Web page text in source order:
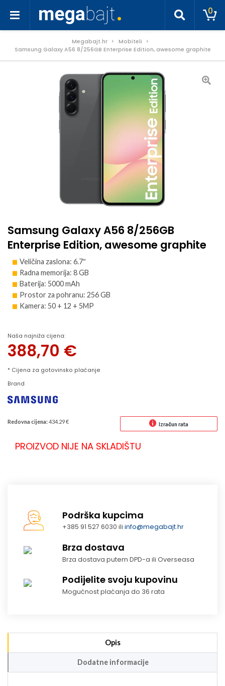
0
Megabajt.hr
Mobiteli
Samsung Galaxy A56 8/256GB Enterprise Edition, awesome graphite
Samsung Galaxy A56 8/256GB
Enterprise Edition, awesome graphite
Veličina zaslona: 6.7″
Radna memorija: 8 GB
Baterija: 5000 mAh
Prostor za pohranu: 256 GB
Kamera: 50 + 12 + 5MP
Naša najniža cijena:
388,70 €
* Cijena za gotovinsko plaćanje
Brand
Redovna cijena: 434.29 € Izračun rata
PROIZVOD NIJE NA SKLADIŠTU
Podrška kupcima
+385 91 527 6030 iliinfo@megabajt.hr
Brza dostava
Brza dostava putem DPD-a ili Overseasa
Podijelite svoju kupovinu
Mogućnost plaćanja do 36 rata
Opis
Dodatne informacije